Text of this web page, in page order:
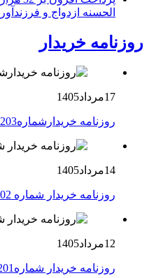
الحسنه ازدواج و
روزنامه خریدار
17مرداد1405
روزنامه خریدارشماره2203
14مرداد1405
روزنامه خریدار شماره 2202
12مرداد1405
روزنامه خریدار شماره2201